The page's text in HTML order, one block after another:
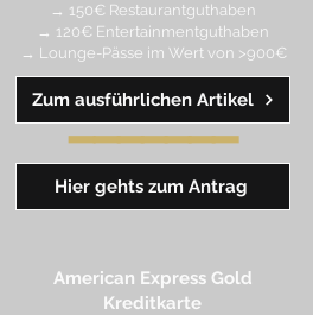
→ 150€ Restaurantguthaben
→ 120€ Entertainmentguthaben
→ Lounge-Pässe im Wert von >900€
━━━━━━━
Zum ausführlichen Artikel
Hier gehts zum Antrag
American Express Gold
Kreditkarte